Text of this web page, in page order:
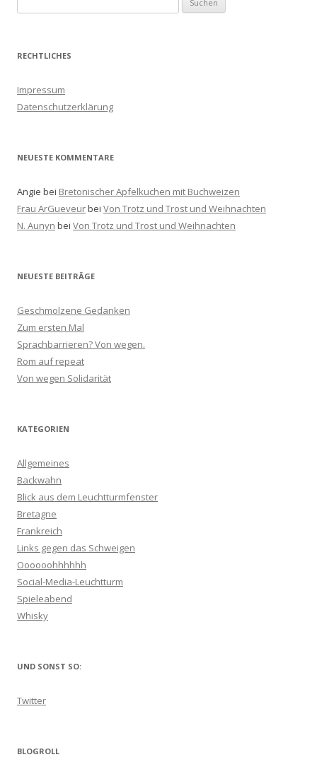
u
RECHTLICHES
Impressum
Datenschutzerklärung
NEUESTE KOMMENTARE
Angie bei Bretonischer Apfelkuchen mit Buchweizen
Frau ArGueveurbei Von Trotz und Trost und Weihnachten
N. Aunyn bei Von Trotz und Trost und Weihnachten
NEUESTE BEITRÄGE
Geschmolzene Gedanken
Zum ersten Mal
Sprachbarrieren? Von wegen.
Rom auf repeat
Von wegen Solidarität
KATEGORIEN
Allgemeines
Backwahn
Blick aus dem Leuchtturmfenster
Bretagne
Frankreich
Links gegen das Schweigen
Oooooohhhhhh
Social-Media-Leuchtturm
Spieleabend
Whisky
UND SONST SO:
Twitter
BLOGROLL